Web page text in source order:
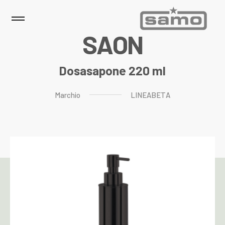
SAON
Dosasapone 220 ml
Marchio LINEABETA